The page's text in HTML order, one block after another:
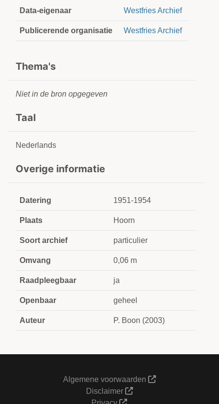
Data-eigenaar Westfries Archief
Publicerende organisatie Westfries Archief
Thema's
Niet in de bron opgegeven
Taal
Nederlands
Overige informatie
Datering 1951-1954
Plaats Hoorn
Soort archief particulier
Omvang 0,06 m
Raadpleegbaar ja
Openbaar geheel
Auteur P. Boon (2003)
Algemene voorwaarden
Disclaimer